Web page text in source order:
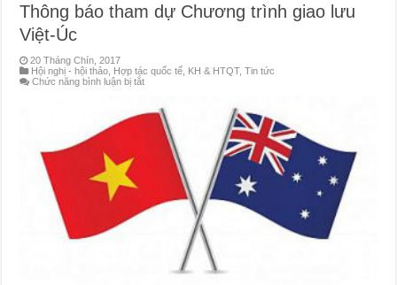
Thông báo tham dự Chương trình giao lưu
Việt-Úc
20 Tháng Chín, 2017
Hội nghị - hội thảo Hợp tác quốc tế KH & HTQT,Tin tức
Chức năng bình luận bị tắtở
tham
dự
Chương